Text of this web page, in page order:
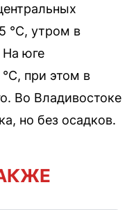
°C, утром в
На юге
при этом в
Во Владивостоке
но без осадков.